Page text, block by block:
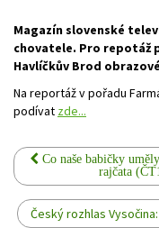
Magazín slovenské
chovatele. Pro repotáž
Havlíčkův Brod
Na reportáž v pořadu
podívat zde...
Co naše babičky
rajčata
Český rozhlas